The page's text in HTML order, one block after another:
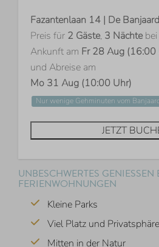
Fazantenlaan 14 | De Banjaard
Preis für 2 Gäste, 3 Nächtebei
Ankunft am Fr 28 Aug (16:00
und Abreise am
Mo 31 Aug (10:00 Uhr)
Nur wenige Gehminuten vom
JETZT
UNBESCHWERTES GENIESSEN
ERIENWOHNUNGEN
Kleine Parks
Viel Platz und Privatsphäre
Mitten in der Natur